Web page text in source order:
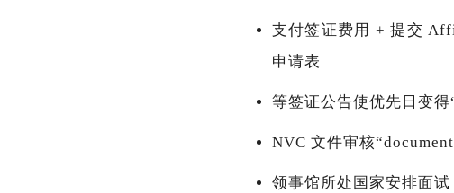
支付签证费用 + 提交
申请表
等签证公告使优先日变得
NVC 文件审核
领事馆所处国家安排面